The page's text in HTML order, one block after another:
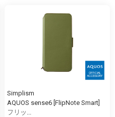
Simplism
AQUOS sense6 [FlipNote Smart]
フリッ...